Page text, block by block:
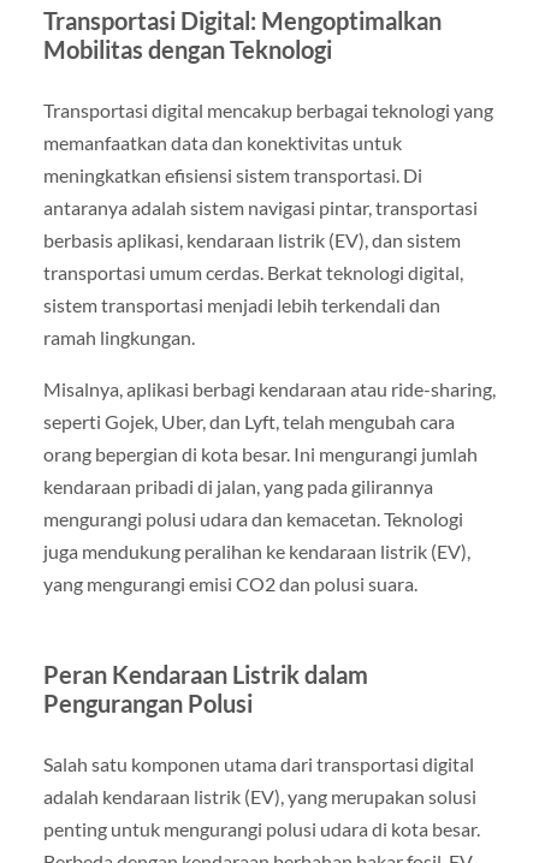
Transportasi Digital: Mengoptimalkan
Mobilitas dengan Teknologi
Transportasi digital mencakup berbagai teknologi yang
memanfaatkan data dan konektivitas untuk
meningkatkan efisiensi sistem transportasi. Di
antaranya adalah sistem navigasi pintar, transportasi
berbasis aplikasi, kendaraan listrik (EV), dan sistem
transportasi umum cerdas. Berkat teknologi digital,
sistem transportasi menjadi lebih terkendali dan
ramah lingkungan.
Misalnya, aplikasi berbagi kendaraan atau ride-sharing,
seperti Gojek, Uber, dan Lyft, telah mengubah cara
orang bepergian di kota besar. Ini mengurangi jumlah
kendaraan pribadi di jalan, yang pada gilirannya
mengurangi polusi udara dan kemacetan. Teknologi
juga mendukung peralihan ke kendaraan listrik (EV),
yang mengurangi emisi CO2 dan polusi suara.
Peran Kendaraan Listrik dalam
Pengurangan Polusi
Salah satu komponen utama dari transportasi digital
adalah kendaraan listrik (EV), yang merupakan solusi
penting untuk mengurangi polusi udara di kota besar.